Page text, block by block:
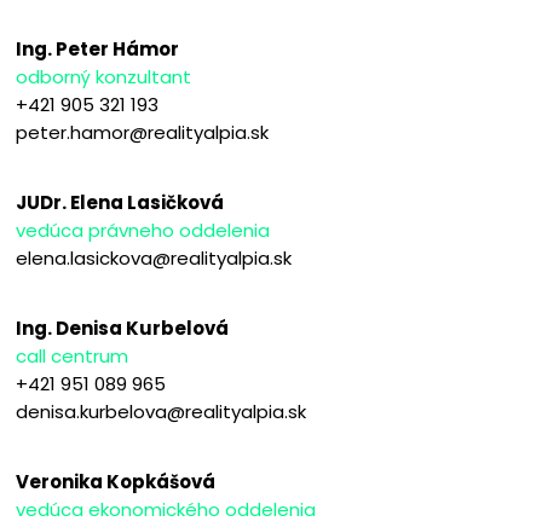
Ing. Peter Hámor
odborný konzultant
+421 905 321 193
peter.hamor@realityalpia.sk
JUDr. Elena Lasičková
vedúca právneho oddelenia
elena.lasickova@realityalpia.sk
Ing. Denisa Kurbelová
call centrum
+421 951 089 965
denisa.kurbelova@realityalpia.sk
Veronika Kopkášová
vedúca ekonomického oddelenia